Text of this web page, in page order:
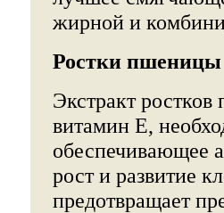
жирной и
Ростки пшеницы
Экстракт
витамин Е,
обеспечивающее
рост и развитие
предотвращает